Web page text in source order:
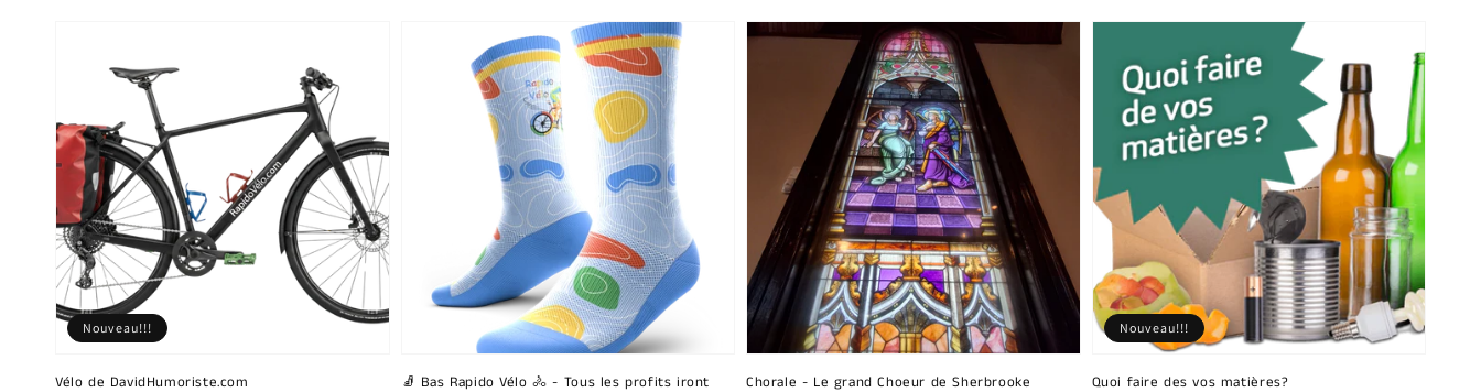
Vélo de DavidHumoriste.com
Nouveau!!!
🧦 Bas Rapido Vélo 🚴 - Tous les profits iront
Chorale - Le grand Choeur de Sherbrooke Quoi faire des vos matières?
Nouveau!!!